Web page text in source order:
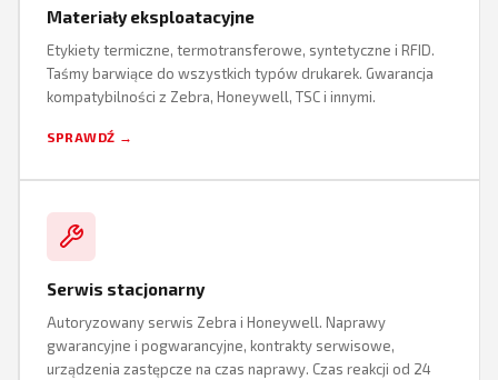
Materiały eksploatacyjne
Etykiety termiczne, termotransferowe, syntetyczne i RFID.
Taśmy barwiące do wszystkich typów drukarek. Gwarancja
kompatybilności z Zebra, Honeywell, TSC i innymi.
SPRAWDŹ →
Serwis stacjonarny
Autoryzowany serwis Zebra i Honeywell. Naprawy
gwarancyjne i pogwarancyjne, kontrakty serwisowe,
urządzenia zastępcze na czas naprawy. Czas reakcji od 24